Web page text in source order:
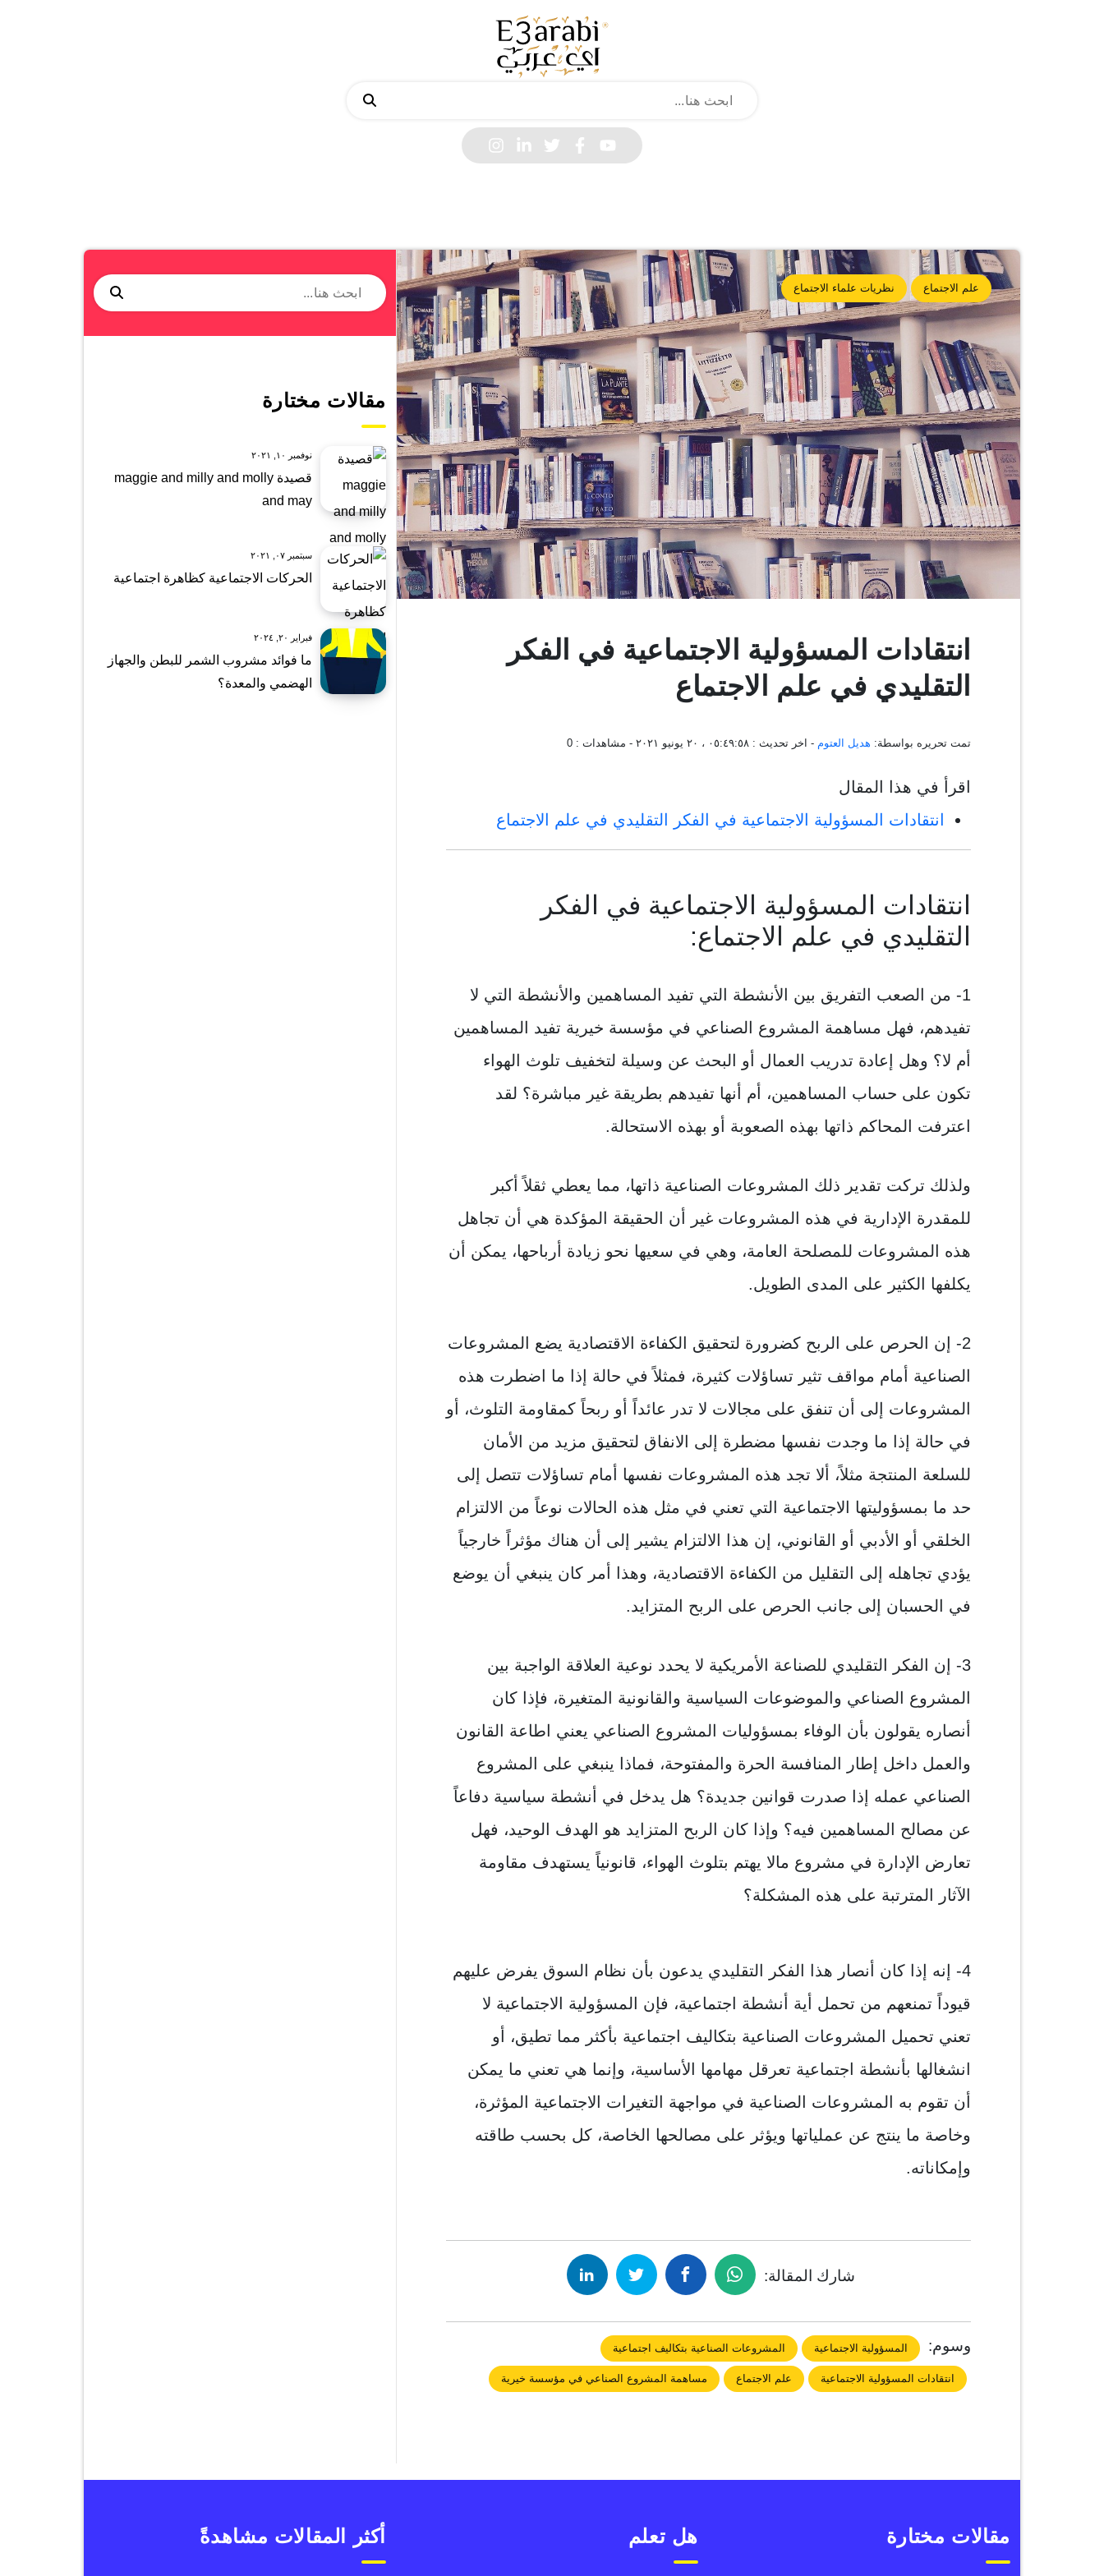
علم الاجتماع نظريات علماء الاجتماع
انتقادات المسؤولية الاجتماعية في الفكر
التقليدي في علم الاجتماع
تمت تحريره بواسطة: هديل العتوم - اخر تحديث : ٠٥:٤٩:٥٨ ، ٢٠ يونيو ٢٠٢١ - مشاهدات : 0
اقرأ في هذا المقال
انتقادات المسؤولية الاجتماعية في الفكر التقليدي في علم الاجتماع
انتقادات المسؤولية الاجتماعية في الفكر
التقليدي في علم الاجتماع:
1- من الصعب التفريق بين الأنشطة التي تفيد المساهمين والأنشطة التي لا
تفيدهم، فهل مساهمة المشروع الصناعي في مؤسسة خيرية تفيد المساهمين
أم لا؟ وهل إعادة تدريب العمال أو البحث عن وسيلة لتخفيف تلوث الهواء
تكون على حساب المساهمين، أم أنها تفيدهم بطريقة غير مباشرة؟ لقد
اعترفت المحاكم ذاتها بهذه الصعوبة أو بهذه الاستحالة.
ولذلك تركت تقدير ذلك المشروعات الصناعية ذاتها، مما يعطي ثقلاً أكبر
للمقدرة الإدارية في هذه المشروعات غير أن الحقيقة المؤكدة هي أن تجاهل
هذه المشروعات للمصلحة العامة، وهي في سعيها نحو زيادة أرباحها، يمكن أن
يكلفها الكثير على المدى الطويل.
2- إن الحرص على الربح كضرورة لتحقيق الكفاءة الاقتصادية يضع المشروعات
الصناعية أمام مواقف تثير تساؤلات كثيرة، فمثلاً في حالة إذا ما اضطرت هذه
المشروعات إلى أن تنفق على مجالات لا تدر عائداً أو ربحاً كمقاومة التلوث، أو
في حالة إذا ما وجدت نفسها مضطرة إلى الانفاق لتحقيق مزيد من الأمان
للسلعة المنتجة مثلاً، ألا تجد هذه المشروعات نفسها أمام تساؤلات تتصل إلى
حد ما بمسؤوليتها الاجتماعية التي تعني في مثل هذه الحالات نوعاً من الالتزام
الخلقي أو الأدبي أو القانوني، إن هذا الالتزام يشير إلى أن هناك مؤثراً خارجياً
يؤدي تجاهله إلى التقليل من الكفاءة الاقتصادية، وهذا أمر كان ينبغي أن يوضع
في الحسبان إلى جانب الحرص على الربح المتزايد.
3- إن الفكر التقليدي للصناعة الأمريكية لا يحدد نوعية العلاقة الواجبة بين
المشروع الصناعي والموضوعات السياسية والقانونية المتغيرة، فإذا كان
أنصاره يقولون بأن الوفاء بمسؤوليات المشروع الصناعي يعني اطاعة القانون
والعمل داخل إطار المنافسة الحرة والمفتوحة، فماذا ينبغي على المشروع
الصناعي عمله إذا صدرت قوانين جديدة؟ هل يدخل في أنشطة سياسية دفاعاً
عن مصالح المساهمين فيه؟ وإذا كان الربح المتزايد هو الهدف الوحيد، فهل
تعارض الإدارة في مشروع مالا يهتم بتلوث الهواء، قانونياً يستهدف مقاومة
الآثار المترتبة على هذه المشكلة؟
4- إنه إذا كان أنصار هذا الفكر التقليدي يدعون بأن نظام السوق يفرض عليهم
قيوداً تمنعهم من تحمل أية أنشطة اجتماعية، فإن المسؤولية الاجتماعية لا
تعني تحميل المشروعات الصناعية بتكاليف اجتماعية بأكثر مما تطيق، أو
انشغالها بأنشطة اجتماعية تعرقل مهامها الأساسية، وإنما هي تعني ما يمكن
أن تقوم به المشروعات الصناعية في مواجهة التغيرات الاجتماعية المؤثرة،
وخاصة ما ينتج عن عملياتها ويؤثر على مصالحها الخاصة، كل بحسب طاقته
وإمكاناته.
شارك المقالة:
وسوم: المسؤولية الاجتماعية المشروعات الصناعية بتكاليف اجتماعية
انتقادات المسؤولية الاجتماعية علم الاجتماع مساهمة المشروع الصناعي في مؤسسة خيرية
مقالات مختارة
نوفمبر ١٠, ٢٠٢١
قصيدة maggie and milly and molly
and may
سبتمبر ٠٧, ٢٠٢١
الحركات الاجتماعية كظاهرة اجتماعية
فبراير ٢٠, ٢٠٢٤
ما فوائد مشروب الشمر للبطن والجهاز
الهضمي والمعدة؟
مقالات مختارة هل تعلم أكثر المقالات مشاهدةً